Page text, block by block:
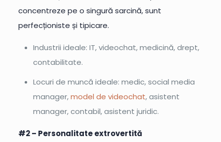
concentreze pe o singură sarcină, sunt
perfecționiste și tipicare.
Industrii ideale: IT, videochat, medicină, drept,
contabilitate.
Locuri de muncă ideale: medic, social media
manager,model de videochat, asistent
manager, contabil, asistent juridic.
#2 – Personalitate extrovertită